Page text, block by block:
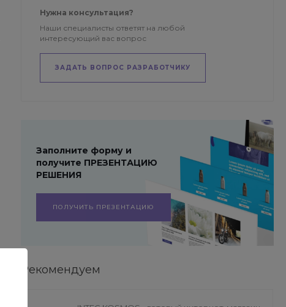
Нужна консультация?
Наши специалисты ответят на любой
интересующий вас вопрос
ЗАДАТЬ ВОПРОС РАЗРАБОТЧИКУ
Заполните форму и
получите ПРЕЗЕНТАЦИЮ
РЕШЕНИЯ
ПОЛУЧИТЬ ПРЕЗЕНТАЦИЮ
Рекомендуем